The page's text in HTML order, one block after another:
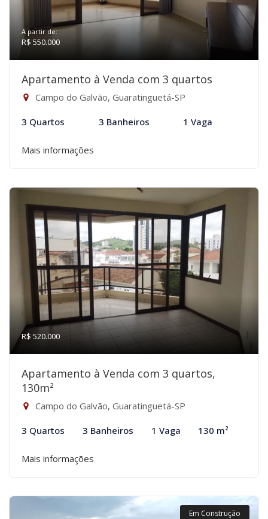
A partir de:
R$ 550.000
Apartamento à Venda com 3 quartos
Campo do Galvão, Guaratinguetá-SP
3 Quartos 3 Banheiros 1 Vaga
Mais informações
R$ 520.000
Apartamento à Venda com 3 quartos,
130m²
Campo do Galvão, Guaratinguetá-SP
3 Quartos 3 Banheiros 1 Vaga 130 m²
Mais informações
Em Construção